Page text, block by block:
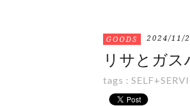
GOODS 2024/11/
リサとガ
tags :